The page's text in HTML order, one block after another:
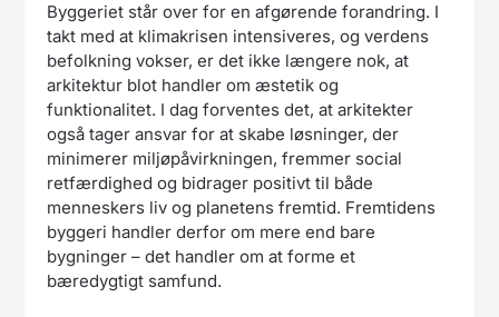
Byggeriet står over for en afgørende forandring. I
takt med at klimakrisen intensiveres, og verdens
befolkning vokser, er det ikke længere nok, at
arkitektur blot handler om æstetik og
funktionalitet. I dag forventes det, at arkitekter
også tager ansvar for at skabe løsninger, der
minimerer miljøpåvirkningen, fremmer social
retfærdighed og bidrager positivt til både
menneskers liv og planetens fremtid. Fremtidens
byggeri handler derfor om mere end bare
bygninger – det handler om at forme et
bæredygtigt samfund.